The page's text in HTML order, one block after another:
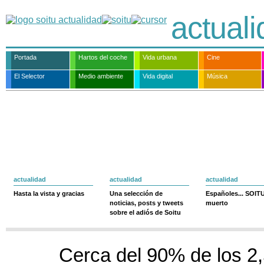
Portada Hartos del coche Vida urbana Cine
El Selector Medio ambiente Vida digital Música
actualidad
Hasta la vista y gracias
actualidad
Una selección de
noticias, posts y tweets
sobre el adiós de Soitu
actualidad
Españoles...
muerto
Cerca del 90% de los